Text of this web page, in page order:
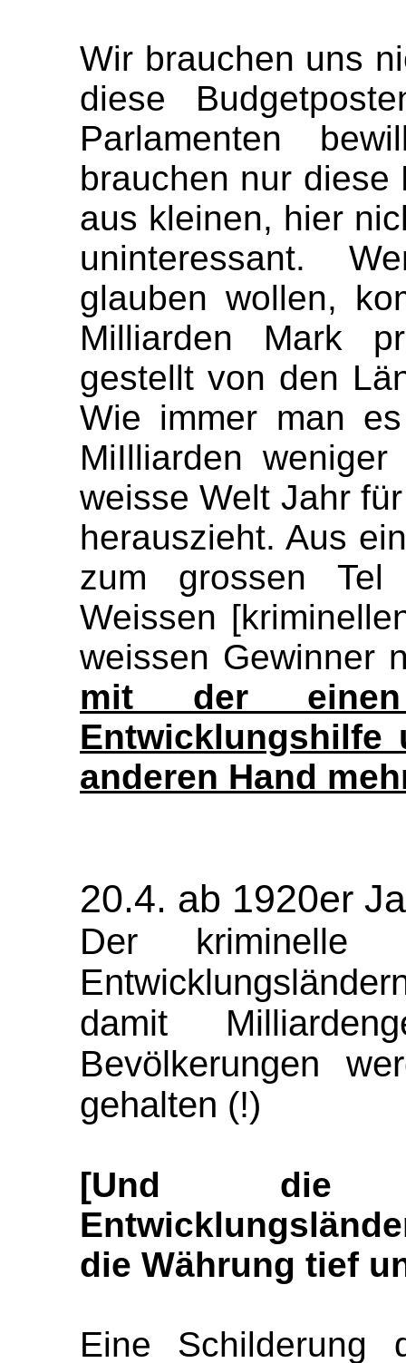
Wir brauchen uns
diese
Parlamenten
brauchen nur
aus kleinen, hier
uninteressant.
glauben wollen,
Milliarden Mark
gestellt von den
Wie immer man
MiIlliarden
weisse Welt Jahr
herauszieht. Aus
zum grossen
Weissen
weissen Gewinner
mit der einen
Entwicklungshilfe
anderen Hand
20.4. ab 1920er
Der kriminelle
damit
Bevölkerungen
gehalten (!)
[Und die
die Währung tief
Eine Schilderung